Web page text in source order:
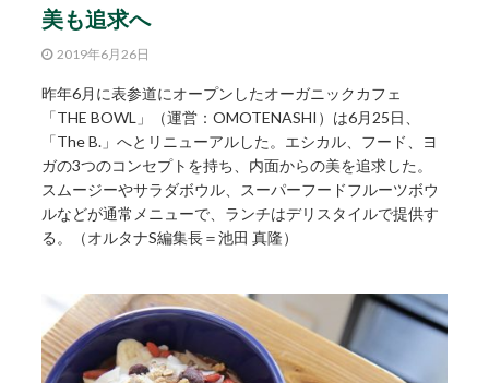
美も追求へ
2019年6月26日
昨年6月に表参道にオープンしたオーガニックカフェ
「THE BOWL」（運営：OMOTENASHI）は6月25日、
「The B.」へとリニューアルした。エシカル、フード、ヨ
ガの3つのコンセプトを持ち、内面からの美を追求した。
スムージーやサラダボウル、スーパーフードフルーツボウ
ルなどが通常メニューで、ランチはデリスタイルで提供す
る。（オルタナS編集長＝池田 真隆）